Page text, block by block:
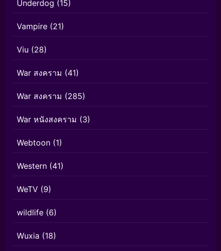
Underdog (15)
Vampire (21)
Viu (28)
War สงคราม (41)
War สงคราม (285)
War หนังสงคราม (3)
Webtoon (1)
Western (41)
WeTV (9)
wildlife (6)
Wuxia (18)